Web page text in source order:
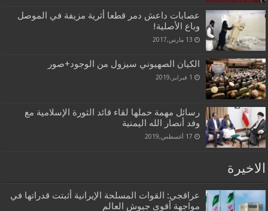
عصابات داعش دمر قطعا أثرية مزيفة في الموصل
وباع الأصلية!
13 مارس,2017
الكيان الصهيوني سيزول من الوجود+صور
1 فبراير,2019
رسائل مهمة حملها لقاء قائد الثورة الإسلامية مع
وفد أنصار الله اليمنية
17 أغسطس,2019
الاخيرة
عراقجي: القوات المسلحة الإيرانية أثبتت قدراتها في
مواجهة أقوى جيوش العالم